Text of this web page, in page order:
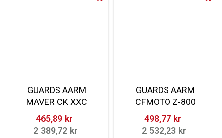
GUARDS AARM
MAVERICK XXC
465,89 kr‎
2 389,72 kr‎
GUARDS AARM
CFMOTO Z-800
498,77 kr‎
2 532,23 kr‎